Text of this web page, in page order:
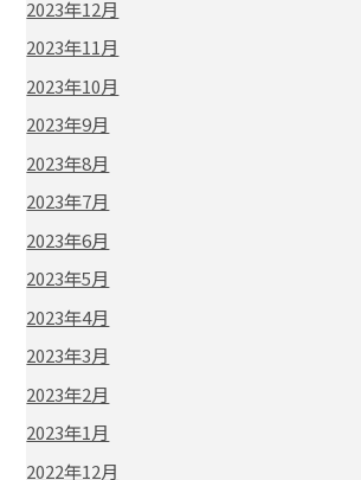
2023年12月
2023年11月
2023年10月
2023年9月
2023年8月
2023年7月
2023年6月
2023年5月
2023年4月
2023年3月
2023年2月
2023年1月
2022年12月